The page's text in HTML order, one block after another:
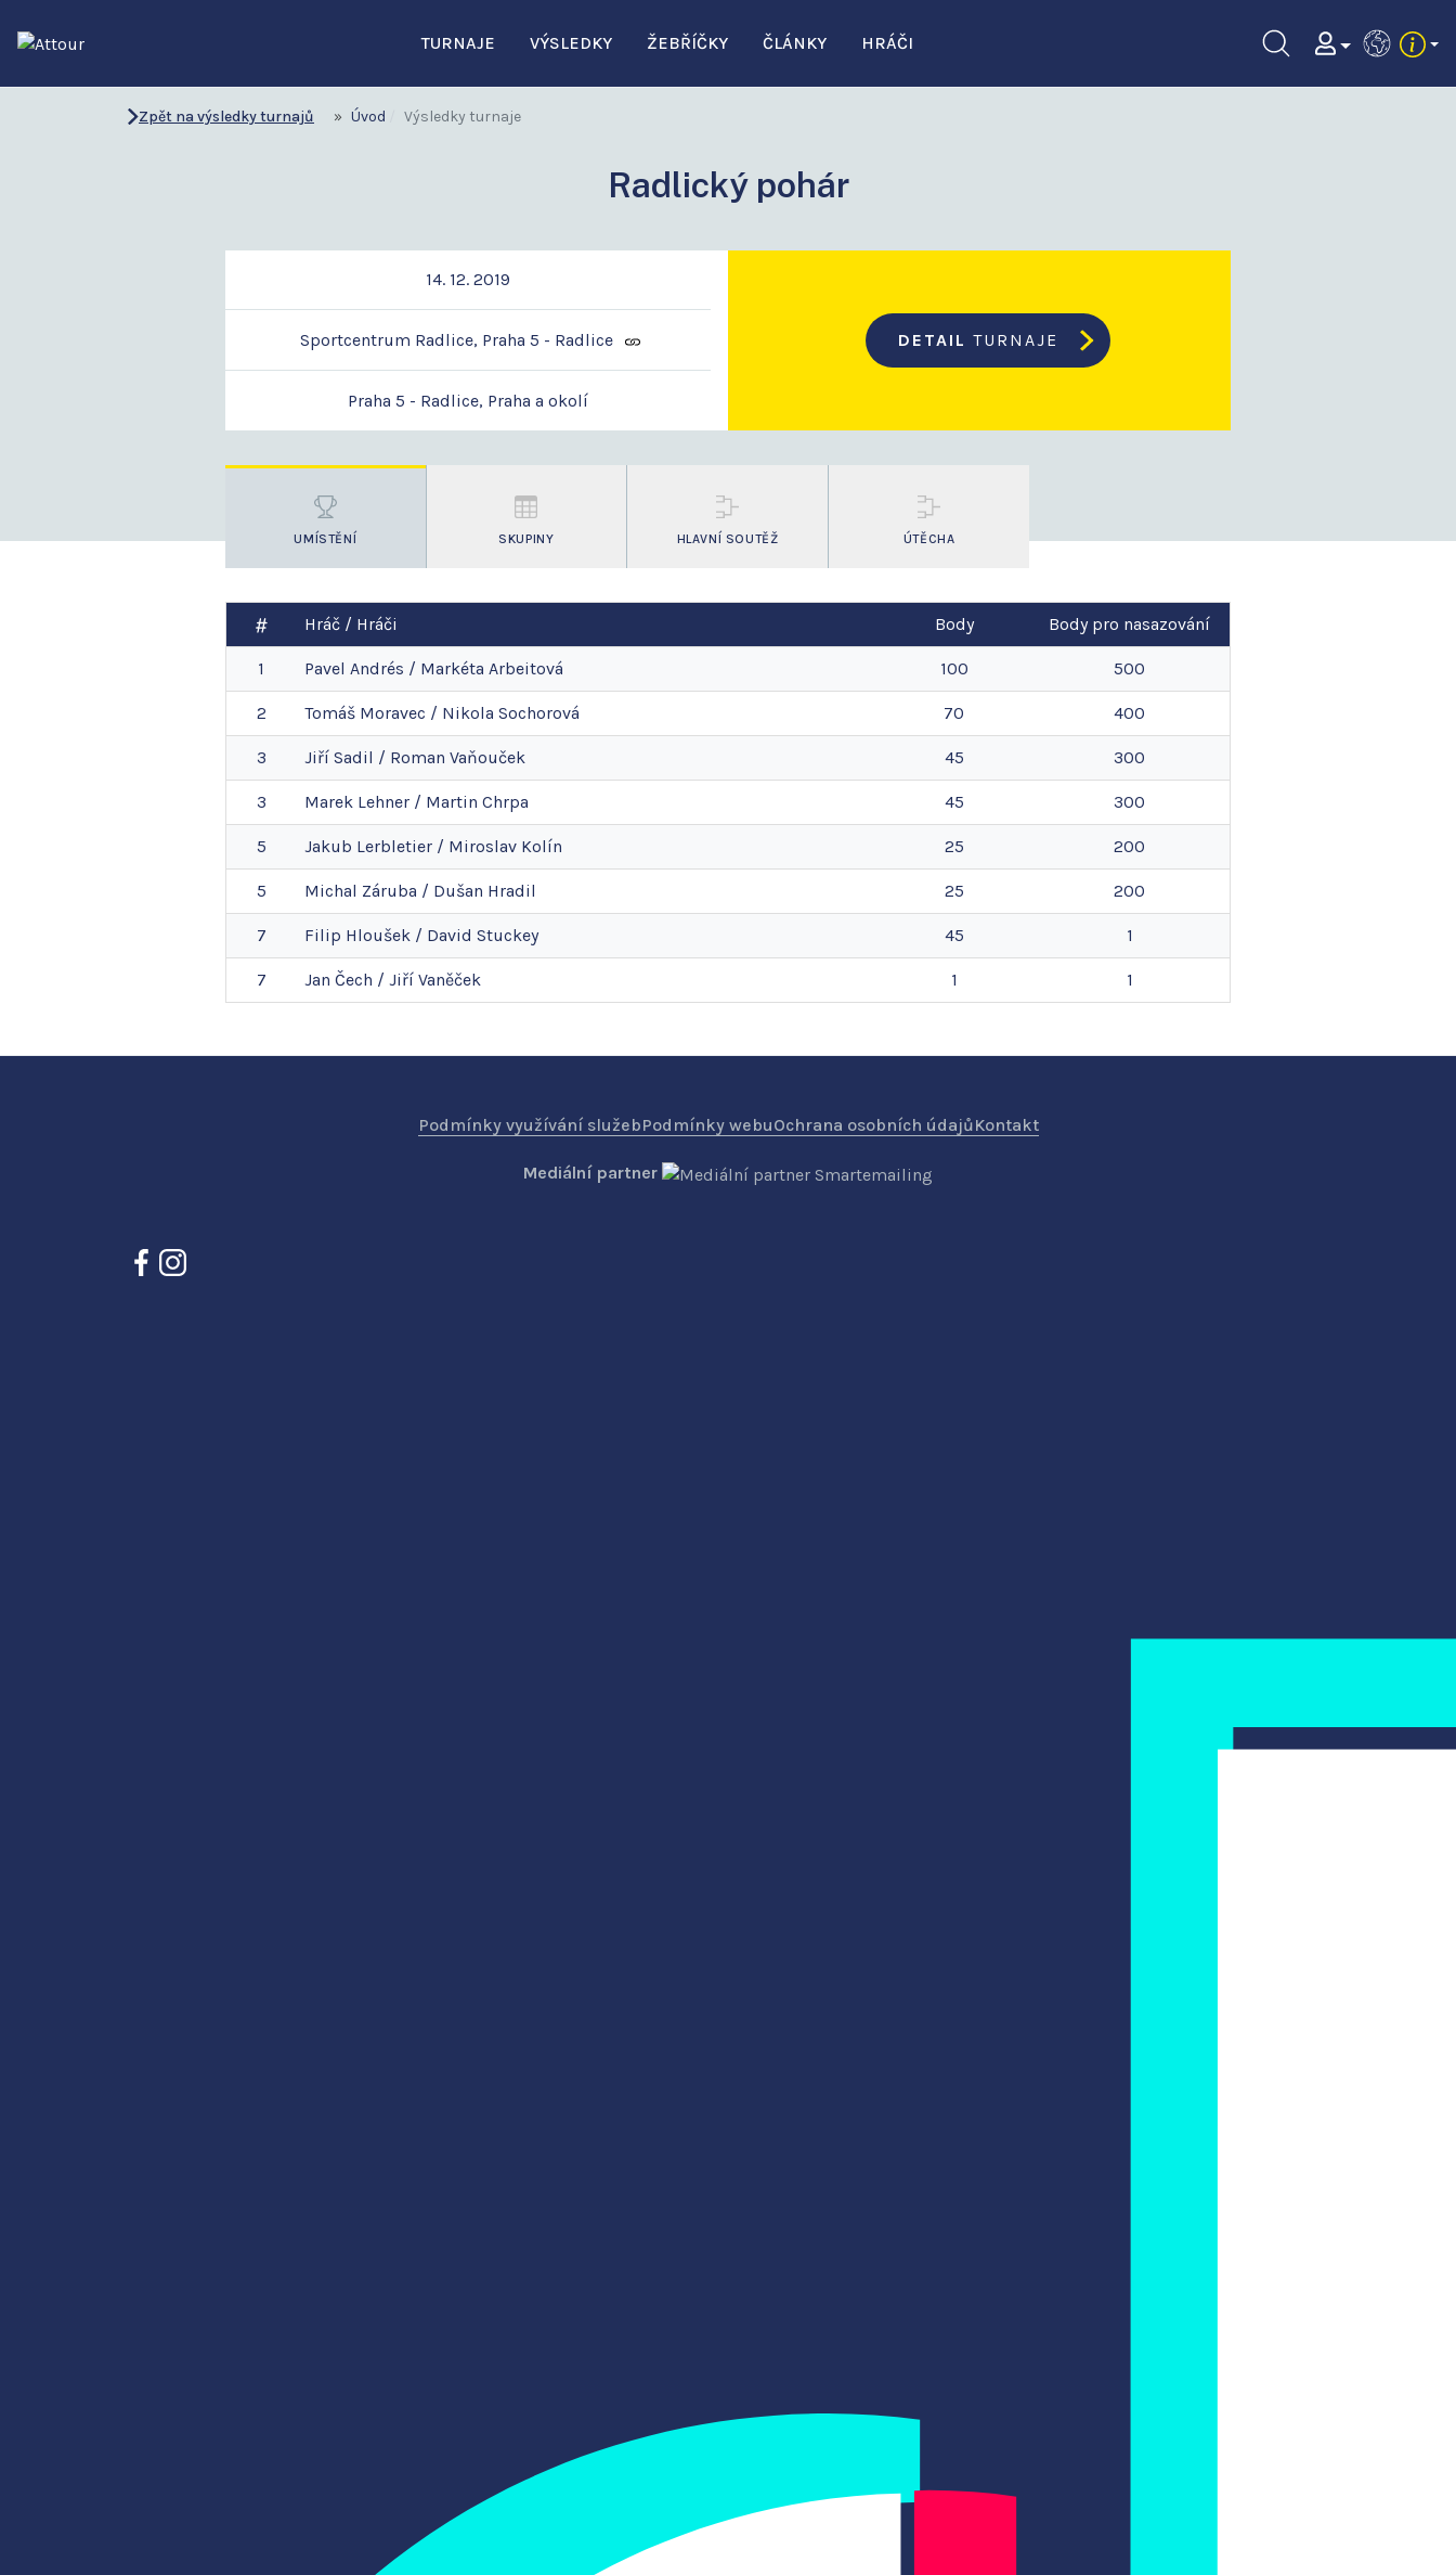
TURNAJE VÝSLEDKY ŽEBŘÍČKY ČLÁNKY HRÁČI
EN
Úvod Výsledky turnaje
Zpět na výsledky turnajů
Radlický pohár
14. 12. 2019
Sportcentrum Radlice, Praha 5 - Radlice
Praha 5 - Radlice, Praha a okolí
DETAIL TURNAJE
UMÍSTĚNÍ SKUPINY HLAVNÍ SOUTĚŽ ÚTĚCHA
Hráč / Hráči Body Body pro nasazování
1 Pavel Andrés / Markéta Arbeitová 100 500
2 Tomáš Moravec / Nikola Sochorová 70 400
3 Jiří Sadil / Roman Vaňouček 45 300
3 Marek Lehner / Martin Chrpa 45 300
5 Jakub Lerbletier / Miroslav Kolín 25 200
5 Michal Záruba / Dušan Hradil 25 200
7 Filip Hloušek / David Stuckey 45 1
7 Jan Čech / Jiří Vaněček 1 1
Podmínky využívání služebPodmínky webuOchrana osobních údajůKontakt
Mediální partner